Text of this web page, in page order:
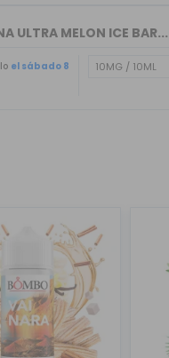
ULTRA MELON ICE BAR...
el sábado 8